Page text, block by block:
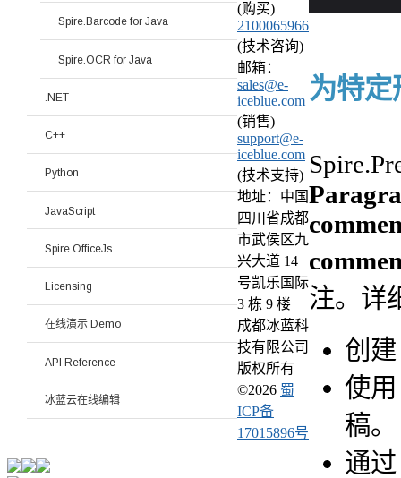
为特定
注。详
创
使
稿。
通
Spire.Barcode for Java
Spire.OCR for Java
.NET
C++
Python
JavaScript
Spire.OfficeJs
Licensing
在线演示 Demo
API Reference
冰蓝云在线编辑
(购买)
2100065966
(技术咨询)
邮箱：
sales@e-
iceblue.com
(销售)
support@e-
iceblue.com
(技术支持)
地址：中国
四川省成都
市武侯区九
兴大道 14
号凯乐国际
3 栋 9 楼
成都冰蓝科
技有限公司
版权所有
©2026 蜀
ICP备
17015896号